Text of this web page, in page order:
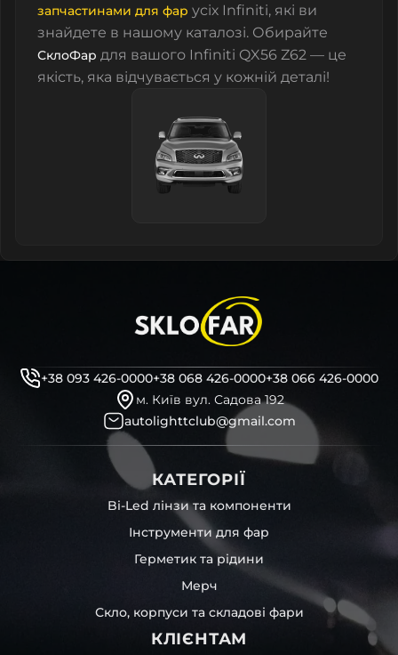
запчастинами для фар усіх Infiniti, які ви
знайдете в нашому каталозі. Обирайте
СклоФар для вашого Infiniti QX56 Z62 — це
якість, яка відчувається у кожній деталі!
+38 093 426-0000+38 068 426-0000+38 066 426-0000
м. Київ вул. Садова 192
autolighttclub@gmail.com
КАТЕГОРІЇ
Bi-Led лінзи та компоненти
Інструменти для фар
Герметик та рідини
Мерч
Скло, корпуси та складові фари
КЛІЄНТАМ